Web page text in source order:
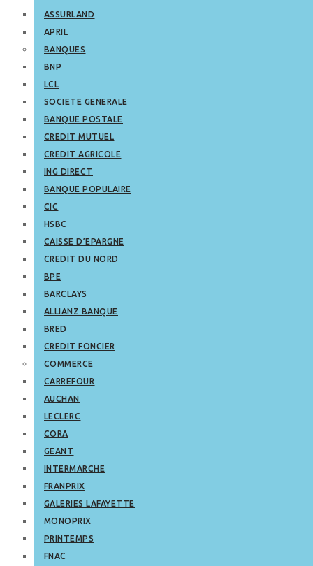
ASSURLAND
APRIL
BANQUES
BNP
LCL
SOCIETE GENERALE
BANQUE POSTALE
CREDIT MUTUEL
CREDIT AGRICOLE
ING DIRECT
BANQUE POPULAIRE
CIC
HSBC
CAISSE D’EPARGNE
CREDIT DU NORD
BPE
BARCLAYS
ALLIANZ BANQUE
BRED
CREDIT FONCIER
COMMERCE
CARREFOUR
AUCHAN
LECLERC
CORA
GEANT
INTERMARCHE
FRANPRIX
GALERIES LAFAYETTE
MONOPRIX
PRINTEMPS
FNAC